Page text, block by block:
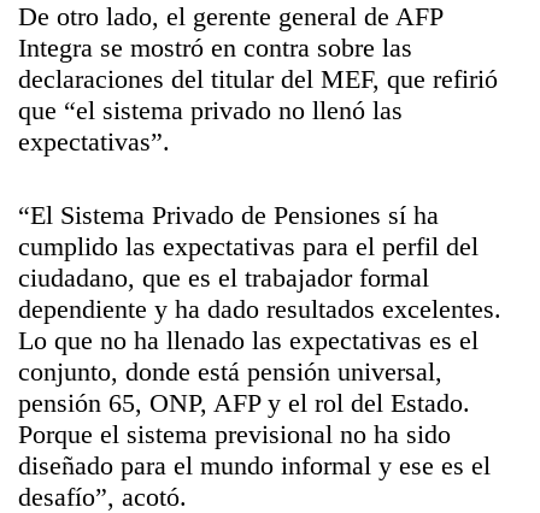
De otro lado, el gerente general de AFP
Integra se mostró en contra sobre las
declaraciones del titular del MEF, que refirió
que “el sistema privado no llenó las
expectativas”.
“El Sistema Privado de Pensiones sí ha
cumplido las expectativas para el perfil del
ciudadano, que es el trabajador formal
dependiente y ha dado resultados excelentes.
Lo que no ha llenado las expectativas es el
conjunto, donde está pensión universal,
pensión 65, ONP, AFP y el rol del Estado.
Porque el sistema previsional no ha sido
diseñado para el mundo informal y ese es el
desafío”, acotó.